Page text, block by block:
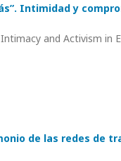
Intimidad y
and Activism in
de las redes de